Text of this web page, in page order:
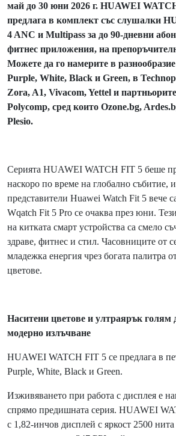
май до 30 юни 2026 г. HUAWEI
предлага в комплект със слушалки
4 ANC и Multipass за до 90-дневни
фитнес приложения, на
Можете да го намерите в
Purple, White, Black и Green, в
Zora, A1, Vivacom,Yettel и
Polycomp, сред които Ozone.bg, Ardes.
Plesio.
Серията HUAWEI WATCH FIT 5 беше
наскоро по време на глобално събитие,
представители Huawei Watch Fit 5 вече
Wqatch Fit 5 Pro се очаква през юни.
на китката смарт устройства са смело
здраве, фитнес и стил. Часовниците от
младежка енергия чрез богата палитра
цветове.
Наситени цветове и ултраярък голям
модерно излъчване
HUAWEI WATCH FIT 5 се предлага в
Purple, White, Black и Green.
Изживяването при работа с дисплея е
спрямо предишната серия. HUAWEI
с 1,82-инчов дисплей с яркост 2500